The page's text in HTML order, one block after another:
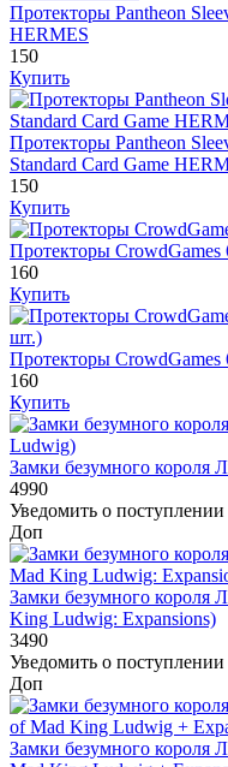
Протекторы Pantheon
HERMES
150
Купить
Протекторы Pantheon
Standard Card Game
150
Купить
Протекторы
160
Купить
Протекторы
160
Купить
Замки безумного короля
4990
Уведомить о поступлении
Доп
Замки безумного короля
King Ludwig: Expansions)
3490
Уведомить о поступлении
Доп
Замки безумного короля